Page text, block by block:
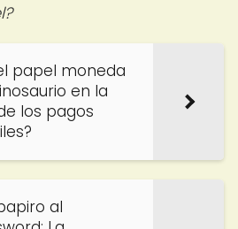
papel moneda
en la
los pagos
al